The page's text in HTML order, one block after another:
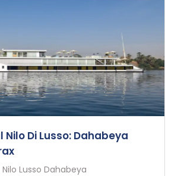
Nilo Di Lusso: Dahabeya
Lusso Dahabeya